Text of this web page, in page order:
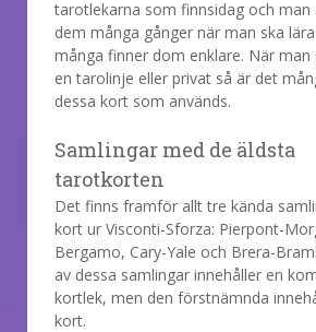
tarotlekarna som finnsidag och man
dem många gånger när man ska
många finner dom enklare. När man
en tarolinje eller privat så är det
dessa kort som används.
Samlingar med de äldsta
tarotkorten
Det finns framför allt tre kända
kort ur Visconti-Sforza: Pierpont-
Bergamo, Cary-Yale och Brera-
av dessa samlingar innehåller en
kortlek, men den förstnämnda
kort.